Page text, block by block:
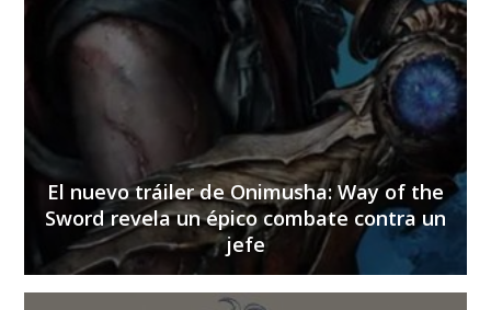
El nuevo tráiler de Onimusha: Way of the
Sword revela un épico combate contra un
jefe